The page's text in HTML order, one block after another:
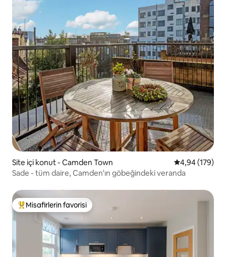
Site içi konut - Camden Town 5 üzerinden
4,94 (179)
Sade - tüm daire, Camden'ın göbeğindeki veranda
Misafirlerin favorilerinden en beğenilenler arasında
Misafirlerin favorisi